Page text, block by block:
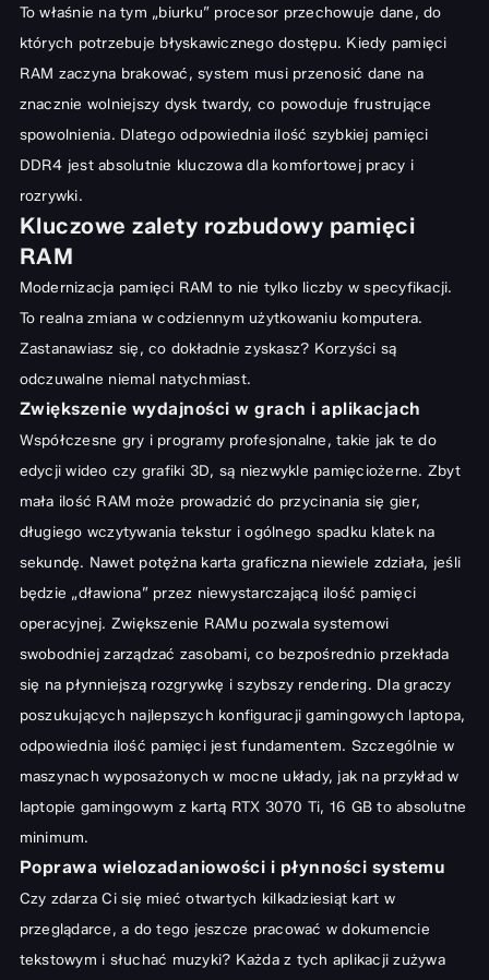
Instalacja pamięci RAM DDR4 w laptopie
Przygotowanie do instalacji
Bezpieczna wymiana modułów RAM
Testowanie nowej pamięci
Podsumowanie: Wybierz mądrze
To właśnie na tym „biurku” procesor przechowuje dane, do
których potrzebuje błyskawicznego dostępu. Kiedy pamięci
RAM zaczyna brakować, system musi przenosić dane na
znacznie wolniejszy dysk twardy, co powoduje frustrujące
spowolnienia. Dlatego odpowiednia ilość szybkiej pamięci
DDR4 jest absolutnie kluczowa dla komfortowej pracy i
rozrywki.
Kluczowe zalety rozbudowy pamięci
RAM
Modernizacja pamięci RAM to nie tylko liczby w specyfikacji.
To realna zmiana w codziennym użytkowaniu komputera.
Zastanawiasz się, co dokładnie zyskasz? Korzyści są
odczuwalne niemal natychmiast.
Zwiększenie wydajności w grach i aplikacjach
Współczesne gry i programy profesjonalne, takie jak te do
edycji wideo czy grafiki 3D, są niezwykle pamięciożerne. Zbyt
mała ilość RAM może prowadzić do przycinania się gier,
długiego wczytywania tekstur i ogólnego spadku klatek na
sekundę. Nawet potężna karta graficzna niewiele zdziała, jeśli
będzie „dławiona” przez niewystarczającą ilość pamięci
operacyjnej. Zwiększenie RAMu pozwala systemowi
swobodniej zarządzać zasobami, co bezpośrednio przekłada
się na płynniejszą rozgrywkę i szybszy rendering. Dla graczy
poszukujących najlepszych konfiguracji gamingowych laptopa,
odpowiednia ilość pamięci jest fundamentem. Szczególnie w
maszynach wyposażonych w mocne układy, jak na przykład w
laptopie gamingowym z kartą RTX 3070 Ti, 16 GB to absolutne
minimum.
Poprawa wielozadaniowości i płynności systemu
Czy zdarza Ci się mieć otwartych kilkadziesiąt kart w
przeglądarce, a do tego jeszcze pracować w dokumencie
tekstowym i słuchać muzyki? Każda z tych aplikacji zużywa